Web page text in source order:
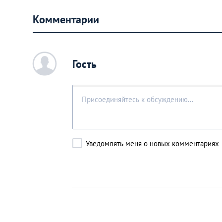
Комментарии
c Гость
Уведомлять меня о новых комментариях